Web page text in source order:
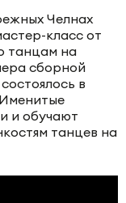
Челнах
класс от
танцам на
сборной
в
и обучают
танцев на